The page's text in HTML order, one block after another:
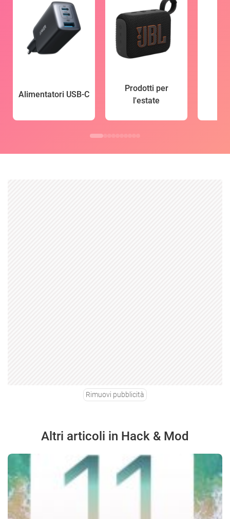
Alimentatori USB-C
Prodotti per
l'estate
Rimuovi pubblicità
Altri articoli in Hack & Mod